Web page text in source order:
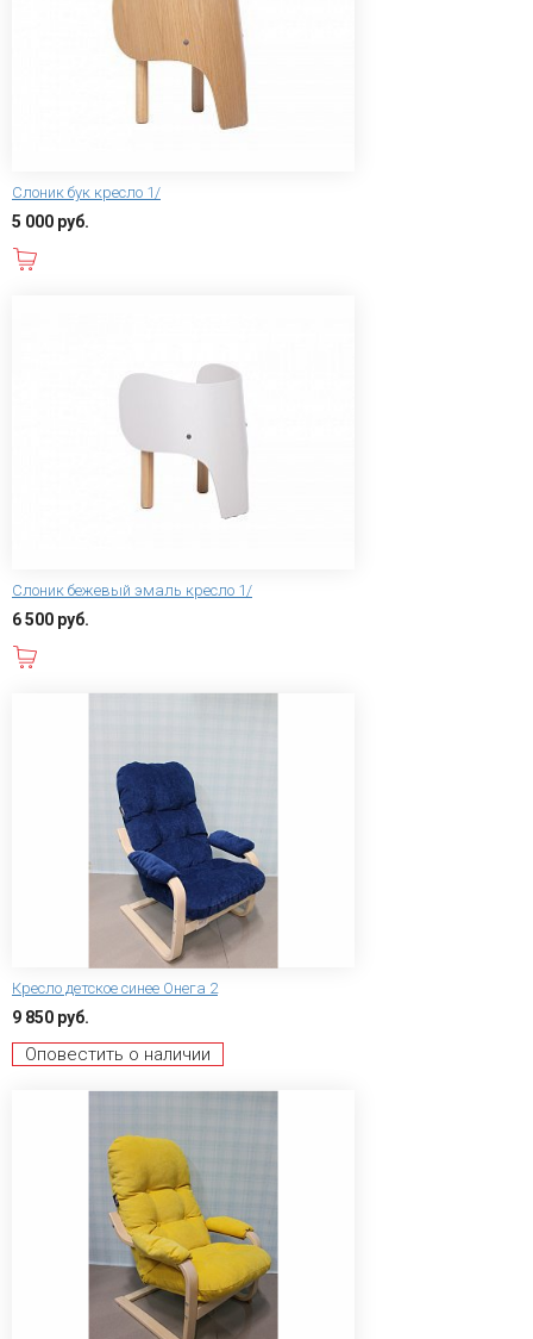
Слоник бук кресло 1/
5 000 руб.
Слоник бежевый эмаль кресло 1/
6 500 руб.
Кресло детское синее Онега 2
9 850 руб.
Оповестить о наличии